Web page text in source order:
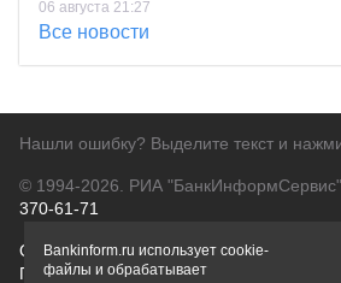
06 августа 21:27
Все новости
Нашли ошибку? Выделите текст и
© 1994-2026. РИА
370-61-71
О проектеПолитика конфиденциальности
Правовая информацияДля
Bankinform.ru использует cookie-
файлы и обрабатывает